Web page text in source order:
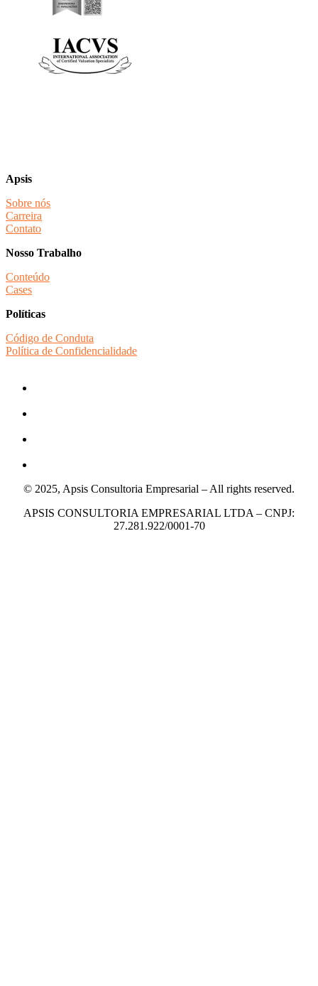
Apsis
Sobre nós
Carreira
Contato
Nosso Trabalho
Conteúdo
Cases
Políticas
Código de Conduta
Política de Confidencialidade
© 2025, Apsis Consultoria Empresarial – All rights reserved.
APSIS CONSULTORIA EMPRESARIAL LTDA – CNPJ:
27.281.922/0001-70